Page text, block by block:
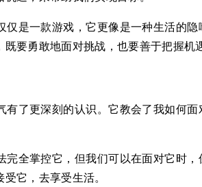
是一款游戏，它更像是一种生活的
要勇敢地面对挑战，也要善于把握机
有了更深刻的认识。它教会了我如何
全掌控它，但我们可以在面对它时
它，去享受生活。